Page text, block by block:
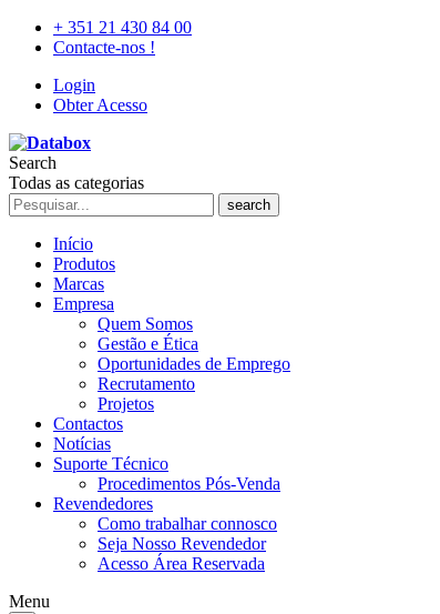
+ 351 21 430 84 00
Contacte-nos !
Login
Obter Acesso
Search
Todas as categorias
search
Início
Produtos
Marcas
Empresa
Quem Somos
Gestão e Ética
Oportunidades de Emprego
Recrutamento
Projetos
Contactos
Notícias
Suporte Técnico
Procedimentos Pós-Venda
Revendedores
Como trabalhar connosco
Seja Nosso Revendedor
Acesso Área Reservada
Menu